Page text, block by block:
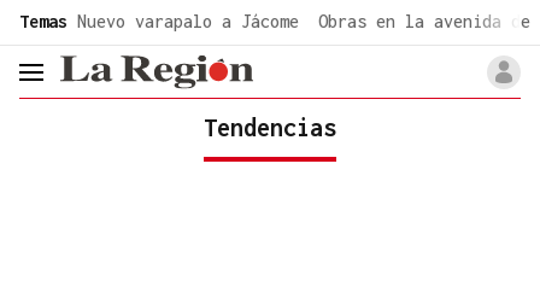
Temas Nuevo varapalo a Jácome Obras en la avenida de
header.menu.open
Tendencias